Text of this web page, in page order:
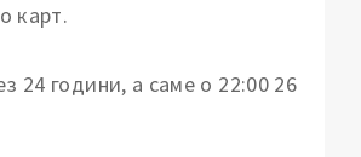
карт.
24 години, а саме о 22:00 26